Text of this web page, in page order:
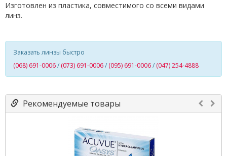
Изготовлен из пластика, совместимого со всеми видами
линз.
Заказать линзы быстро
(068) 691-0006/ (073) 691-0006/ (095) 691-0006/ (047) 254-4888
Рекомендуемые товары